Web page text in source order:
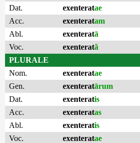
Dat.
exenteratae
Acc.
exenteratam
Abl.
exenteratā
Voc.
exenterată
PLURALE
Nom.
exenteratae
Gen.
exenteratārum
Dat.
exenteratis
Acc.
exenteratas
Abl.
exenteratis
Voc.
exenteratae